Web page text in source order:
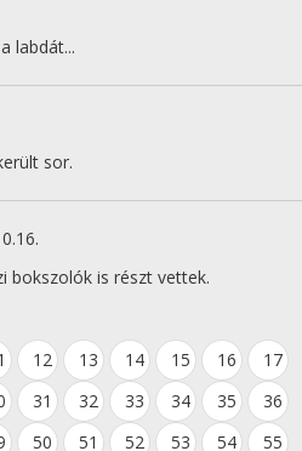
labdát...
sor.
bokszolók is részt vettek.
12 13 14 15 16
17
31 32 33 34 35
36
50 51 52 53 54
55